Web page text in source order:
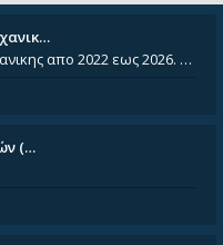
θεματα περιβαλλοντκης μηχανικης απο 2022 εως 2026. Δεν ειναι μεσα του Σεπτεμβιου του 2025. Αν τα εχει καποιος ας τα ανε
(…